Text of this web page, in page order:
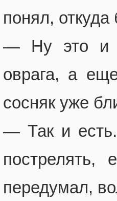
понял, откуда
— Ну это и
оврага, а
сосняк уже
— Так и
передумал,